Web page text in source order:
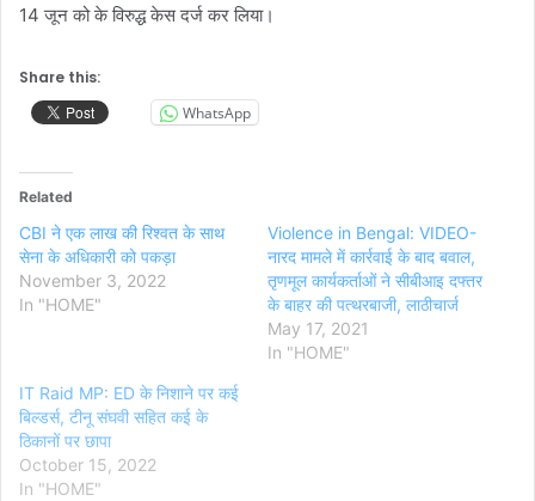
14 जून को के विरुद्ध केस दर्ज कर लिया।
Share this:
WhatsApp
Related
CBI ने एक लाख की रिश्वत के साथ
सेना के अधिकारी को पकड़ा
November 3, 2022
In "HOME"
Violence in Bengal: VIDEO-
नारद मामले में कार्रवाई के बाद बवाल,
तृणमूल कार्यकर्ताओं ने सीबीआइ दफ्तर
के बाहर की पत्थरबाजी, लाठीचार्ज
May 17, 2021
In "HOME"
IT Raid MP: ED के निशाने पर कई
बिल्डर्स, टीनू संघवी सहित कई के
ठिकानों पर छापा
October 15, 2022
In "HOME"